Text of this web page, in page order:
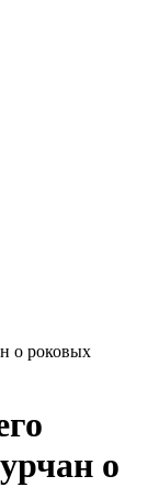
о роковых
о